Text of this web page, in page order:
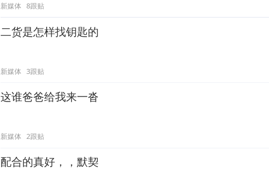
新媒体 8跟贴
二货是怎样找钥匙的
新媒体 3跟贴
这谁爸爸给我来一沓
新媒体 2跟贴
配合的真好，，默契